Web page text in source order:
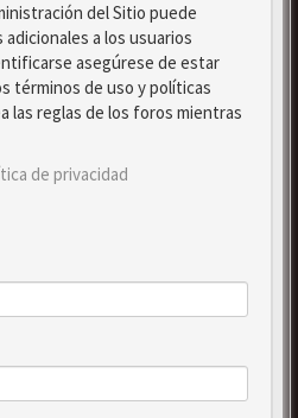
del Sitio puede
a los usuarios
asegúrese de estar
términos de uso y políticas
las reglas de los foros mientras
de privacidad